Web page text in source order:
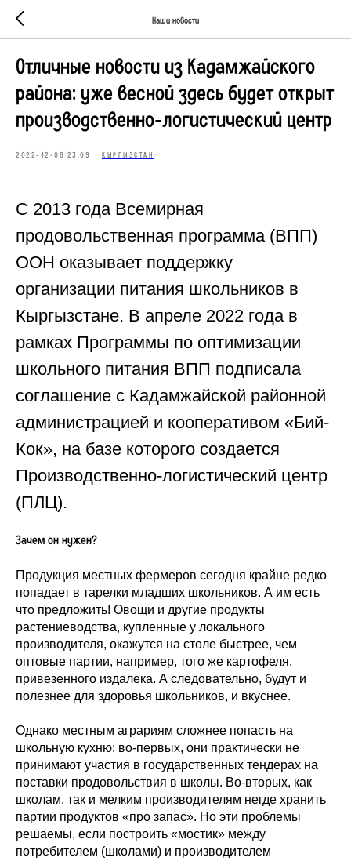
Наши новости
Отличные новости из Кадамжайского
района: уже весной здесь будет открыт
производственно-логистический центр
2022-12-06 23:09 КЫРГЫЗСТАН
С 2013 года Всемирная
продовольственная программа (ВПП)
ООН оказывает поддержку
организации питания школьников в
Кыргызстане. В апреле 2022 года в
рамках Программы по оптимизации
школьного питания ВПП подписала
соглашение с Кадамжайской районной
администрацией и кооперативом «Бий-
Кок», на базе которого создается
Производственно-логистический центр
(ПЛЦ).
Зачем он нужен?
Продукция местных фермеров сегодня крайне редко
попадает в тарелки младших школьников. А им есть
что предложить! Овощи и другие продукты
растениеводства, купленные у локального
производителя, окажутся на столе быстрее, чем
оптовые партии, например, того же картофеля,
привезенного издалека. А следовательно, будут и
полезнее для здоровья школьников, и вкуснее.
Однако местным аграриям сложнее попасть на
школьную кухню: во-первых, они практически не
принимают участия в государственных тендерах на
поставки продовольствия в школы. Во-вторых, как
школам, так и мелким производителям негде хранить
партии продуктов «про запас». Но эти проблемы
решаемы, если построить «мостик» между
потребителем (школами) и производителем